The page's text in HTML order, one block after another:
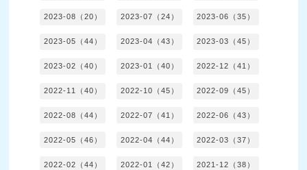
2023-08（20） 2023-07（24） 2023-06（35）
2023-05（44） 2023-04（43） 2023-03（45）
2023-02（40） 2023-01（40） 2022-12（41）
2022-11（40） 2022-10（45） 2022-09（45）
2022-08（44） 2022-07（41） 2022-06（43）
2022-05（46） 2022-04（44） 2022-03（37）
2022-02（44） 2022-01（42） 2021-12（38）